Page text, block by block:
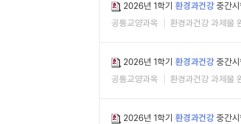
2026년 1학기 환경과건강 중간
공통교양과목
환경과건강 과제물
2026년 1학기 환경과건강 중간
공통교양과목
환경과건강 과제물
2026년 1학기 환경과건강 중간